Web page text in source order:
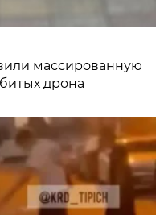
массированную
дрона